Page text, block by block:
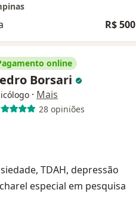
R$ 500
online
Borsari
· Mais
28 opiniões
TDAH, depressão
especial em pesquisa